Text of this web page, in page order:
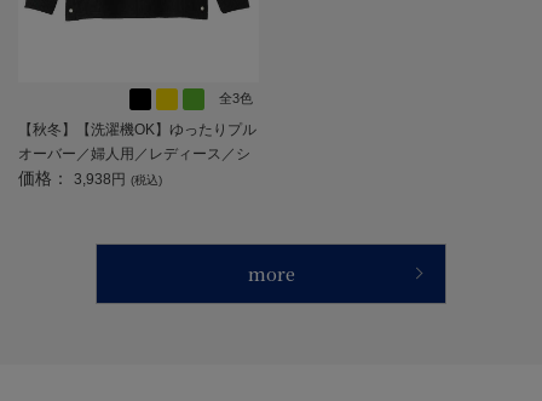
全3色
【秋冬】【洗濯機OK】ゆったりプル
オーバー／婦人用／レディース／シ
ニア／高齢者／自宅で洗える／リブ
価格： 3,938円 (税込)
more